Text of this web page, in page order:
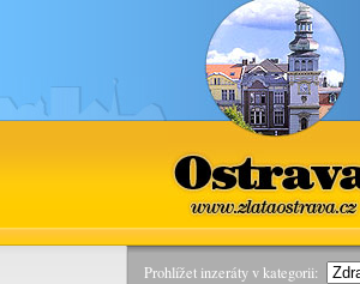
Ostrava
www.zlataostrava.cz
Prohlížet inzeráty v kategorii: